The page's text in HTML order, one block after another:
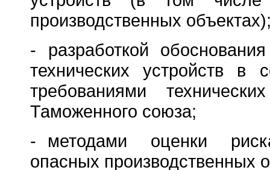
производственных
- разработкой
технических устройств в
требованиями
Таможенного союза;
- методами оценки
опасных производственных